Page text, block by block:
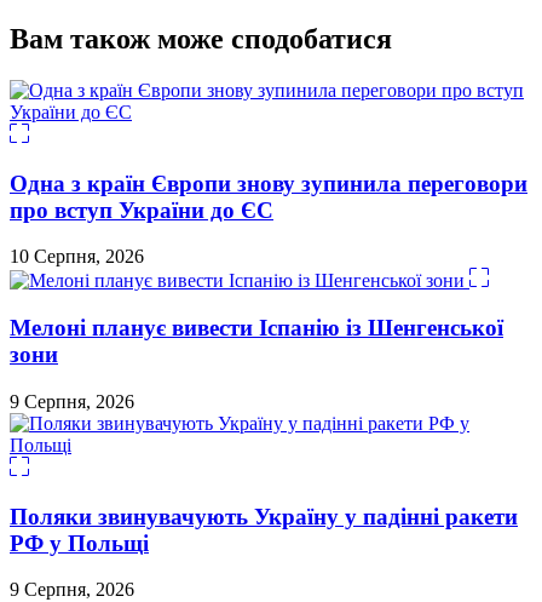
Вам також може сподобатися
Одна з країн Європи знову зупинила переговори
про вступ України до ЄС
10 Серпня, 2026
Мелоні планує вивести Іспанію із Шенгенської
зони
9 Серпня, 2026
Поляки звинувачують Україну у падінні ракети
РФ у Польщі
9 Серпня, 2026